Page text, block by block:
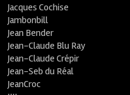
Jacques Cochise
Jambonbill
Jean Bender
Jean-Claude Blu Ray
Jean-Claude Crépir
Jean-Seb du Réal
JeanCroc